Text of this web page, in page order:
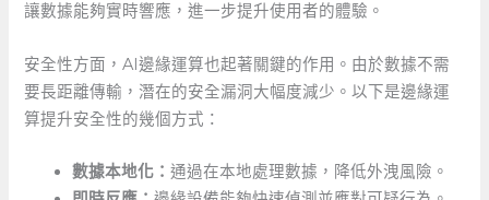
讓數據能夠實時響應，進一步提升使用者的體驗。
安全性方面，AI邊緣運算也起著關鍵的作用。由於數據不需
要長距離傳輸，潛在的安全漏洞大幅度減少。以下是邊緣運
算提升安全性的幾個方式：
數據本地化：通過在本地處理數據，降低外洩風險。